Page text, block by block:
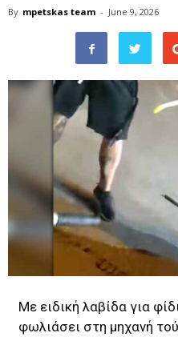
By mpetskas team - June 9, 2026
Με ειδική λαβίδα για
φωλιάσει στη μηχανή